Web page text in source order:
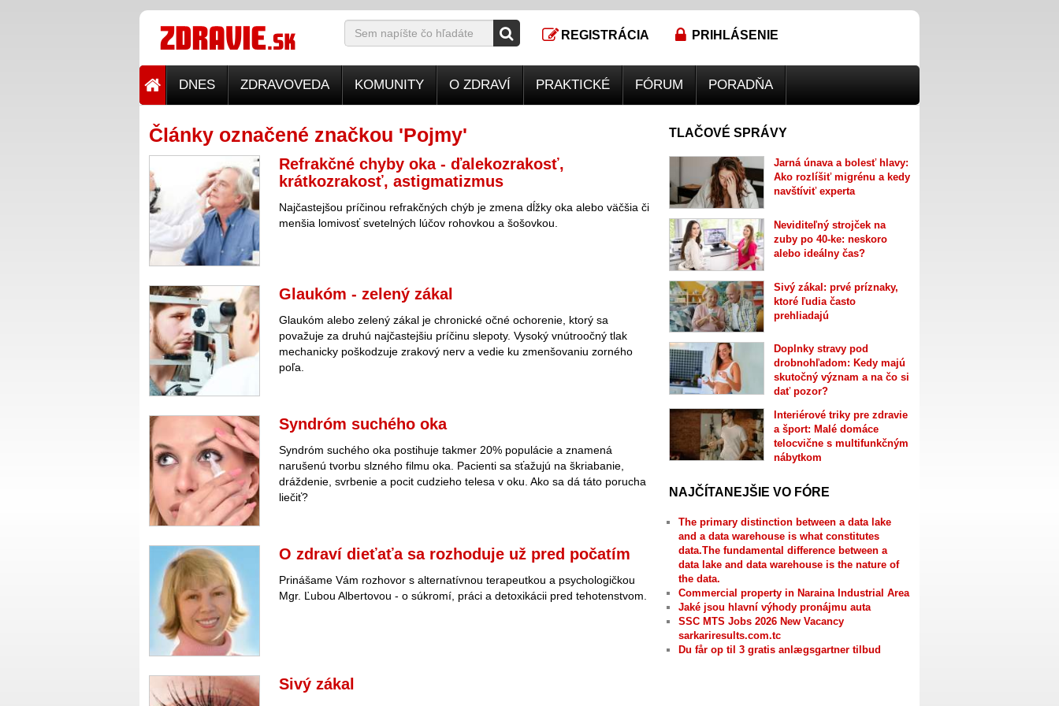
REGISTRÁCIA PRIHLÁSENIE
DNES ZDRAVOVEDA KOMUNITY O ZDRAVÍ PRAKTICKÉ FÓRUM PORADŇA
Články označené značkou 'Pojmy'
Refrakčné chyby oka - ďalekozrakosť,
krátkozrakosť, astigmatizmus
Najčastejšou príčinou refrakčných chýb je zmena dĺžky oka alebo väčšia či
menšia lomivosť svetelných lúčov rohovkou a šošovkou.
Glaukóm - zelený zákal
Glaukóm alebo zelený zákal je chronické očné ochorenie, ktorý sa
považuje za druhú najčastejšiu príčinu slepoty. Vysoký vnútroočný tlak
mechanicky poškodzuje zrakový nerv a vedie ku zmenšovaniu zorného
poľa.
Syndróm suchého oka
Syndróm suchého oka postihuje takmer 20% populácie a znamená
narušenú tvorbu slzného filmu oka. Pacienti sa sťažujú na škriabanie,
dráždenie, svrbenie a pocit cudzieho telesa v oku. Ako sa dá táto porucha
liečiť?
O zdraví dieťaťa sa rozhoduje už pred počatím
Prinášame Vám rozhovor s alternatívnou terapeutkou a psychologičkou
Mgr. Ľubou Albertovou - o súkromí, práci a detoxikácii pred tehotenstvom.
Sivý zákal
TLAČOVÉ SPRÁVY
Jarná únava a bolesť hlavy:
Ako rozlíšiť migrénu a kedy
navštíviť experta
Neviditeľný strojček na
zuby po 40-ke: neskoro
alebo ideálny čas?
Sivý zákal: prvé príznaky,
ktoré ľudia často
prehliadajú
Doplnky stravy pod
drobnohľadom: Kedy majú
skutočný význam a na čo si
dať pozor?
Interiérové triky pre zdravie
a šport: Malé domáce
telocvične s multifunkčným
nábytkom
NAJČÍTANEJŠIE VO FÓRE
The primary distinction between a data lake
and a data warehouse is what constitutes
data.The fundamental difference between a
data lake and data warehouse is the nature of
the data.
Commercial property in Naraina Industrial Area
Jaké jsou hlavní výhody pronájmu auta
SSC MTS Jobs 2026 New Vacancy
sarkariresults.com.tc
Du får op til 3 gratis anlægsgartner tilbud